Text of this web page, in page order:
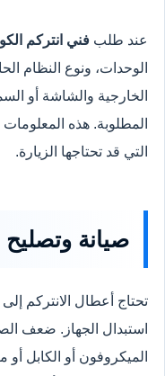
عند طلب فني انتركم
الوحدات، ونوع النظام
الخارجية والشاشة أو
المطلوبة. هذه
التي قد تحتاجها الزيارة.
صيانة
تحتاج أعطال الانتركم
استبدال الجهاز. ضعف
الميكروفون أو الكابل